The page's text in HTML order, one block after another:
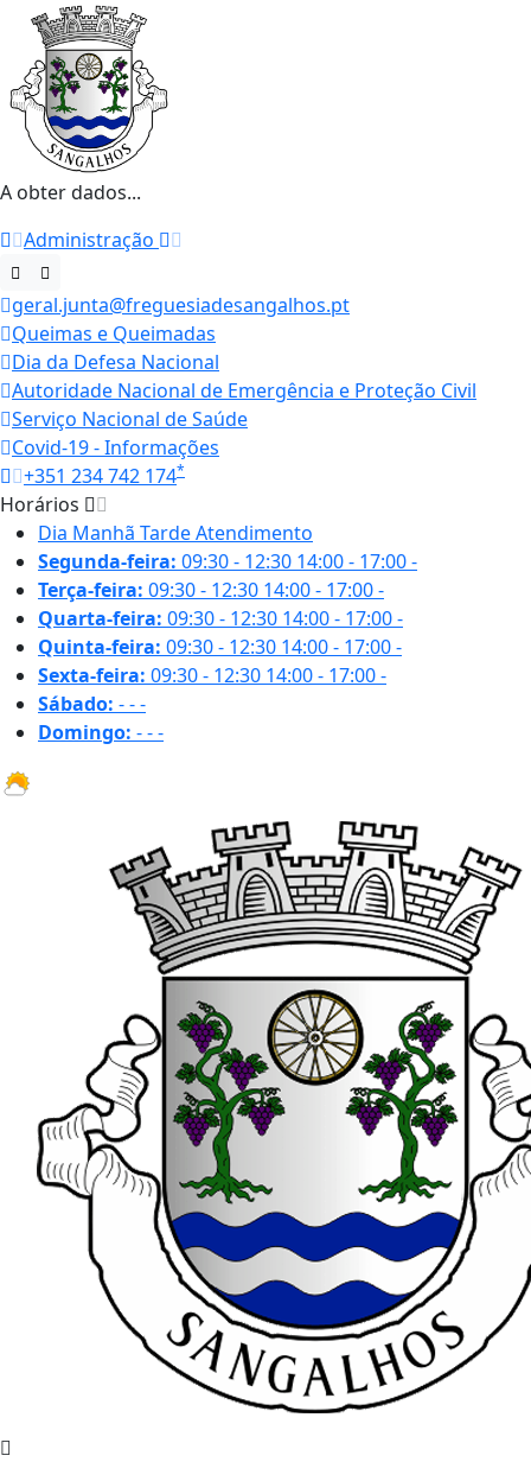
A obter dados...
Administração
geral.junta@freguesiadesangalhos.pt
Queimas e Queimadas
Dia da Defesa Nacional
Autoridade Nacional de Emergência e Proteção Civil
Serviço Nacional de Saúde
Covid-19 - Informações
+351 234 742 174*
Horários
Dia Manhã TardeAtendimento
Segunda-feira: 09:30 - 12:30 14:00 - 17:00-
Terça-feira: 09:30 - 12:30 14:00 - 17:00-
Quarta-feira: 09:30 - 12:30 14:00 - 17:00-
Quinta-feira: 09:30 - 12:30 14:00 - 17:00-
Sexta-feira: 09:30 - 12:30 14:00 - 17:00-
Sábado: ---
Domingo: ---